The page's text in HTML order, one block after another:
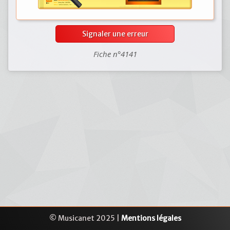
Signaler une erreur
Fiche n°4141
© Musicanet 2025 | Mentions légales